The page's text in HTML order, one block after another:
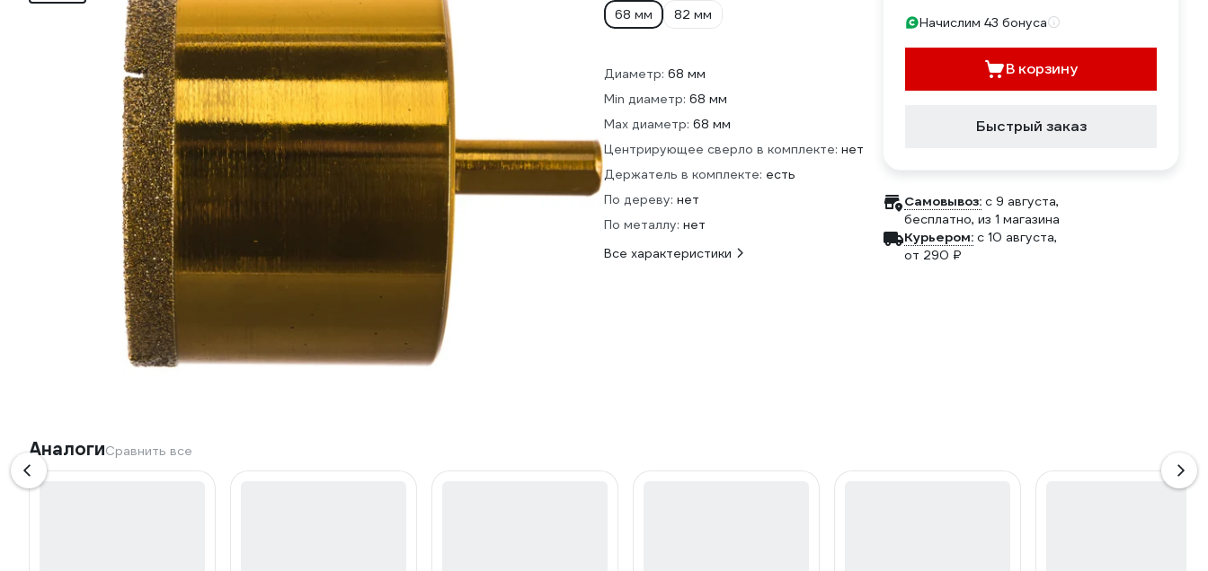
68 мм
82 мм
Диаметр: 68 мм
Min диаметр: 68 мм
Max диаметр: 68 мм
Центрирующее сверло в комплекте: нет
Держатель в комплекте: есть
По дереву: нет
По металлу: нет
Все характеристики
Начислим 43 бонуса
В корзину
Быстрый заказ
Самовывоз: c 9 августа,
бесплатно, из 1 магазина
Курьером: c 10 августа,
от 290 ₽
АналогиСравнить все